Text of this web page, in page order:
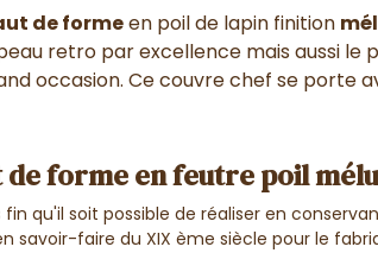
de formeen poil de lapin finition
retro par excellence mais aussi le
occasion. Ce couvre chef se porte
de forme en feutre poil
qu'il soit possible de réaliser en
savoir-faire du XIX ème siècle pour le